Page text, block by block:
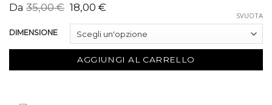
Da 35,00€ 18,00€
DIMENSIONE
SVUOTA
AGGIUNGI AL CARRELLO